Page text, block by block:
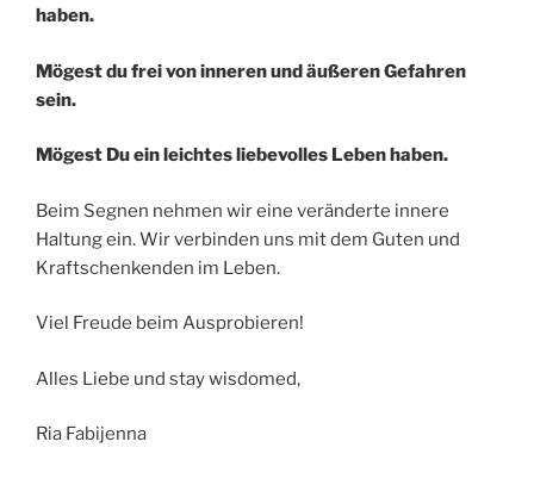
haben.
Mögest du frei von inneren und äußeren Gefahren
sein.
Mögest Du ein leichtes liebevolles Leben haben.
Beim Segnen nehmen wir eine veränderte innere
Haltung ein. Wir verbinden uns mit dem Guten und
Kraftschenkenden im Leben.
Viel Freude beim Ausprobieren!
Alles Liebe und stay wisdomed,
Ria Fabijenna